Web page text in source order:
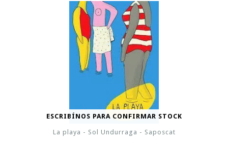
ESCRIBÍNOS PARA CONFIRMAR STOCK
La playa - Sol Undurraga - Saposcat